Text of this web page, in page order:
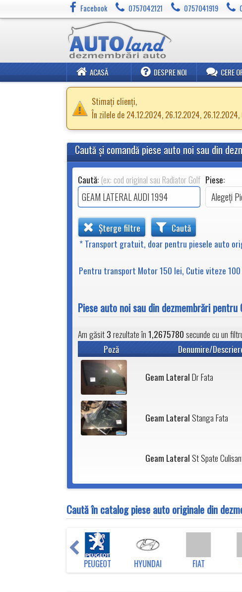
Facebook 0757042121 0757041919
ACASĂ DESPRE NOI CERE
Stimați clienți,
În zilele de 24.12.2024, 26.12.2024,
Caută şi comandă piese auto noi sau din
Caută: (ex: cod original sau Radiator Golf 2.0TDI)
Piese:
Șterge filtre
Caută
* Transport gratuit, doar pentru piesele auto
Pentru transport Motor 150 lei, Cutie viteze
Piese auto noi sau din dezmembrări pentru
Am găsit3rezultate în1,2675780secunde cu un
Poză
Denumire/
Geam LateralDr Fata
Geam LateralStanga Fata
Geam LateralSt Spate
Caută în catalog piese auto originale din
PEUGEOT HYUNDAI FIAT